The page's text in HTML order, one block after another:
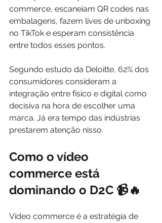
commerce, escaneiam QR codes nas
embalagens, fazem lives de unboxing
no TikTok e esperam consistência
entre todos esses pontos.
Segundo estudo da Deloitte, 62% dos
consumidores consideram a
integração entre físico e digital como
decisiva na hora de escolher uma
marca. Já era tempo das indústrias
prestarem atenção nisso.
Como o vídeo
commerce está
dominando o D2C 📹🔥
Vídeo commerce é a estratégia de